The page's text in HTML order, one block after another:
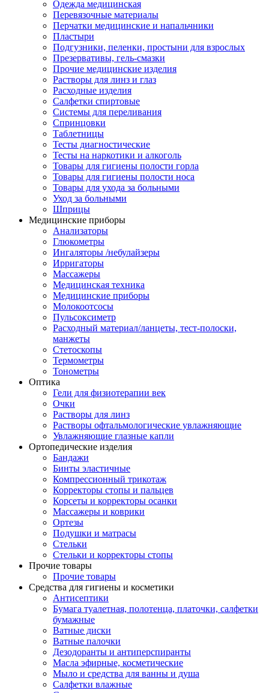
Одежда медицинская
Перевязочные материалы
Перчатки медицинские и напальчники
Пластыри
Подгузники, пеленки, простыни для взрослых
Презервативы, гель-смазки
Прочие медицинские изделия
Растворы для линз и глаз
Расходные изделия
Салфетки спиртовые
Системы для переливания
Спринцовки
Таблетницы
Тесты диагностические
Тесты на наркотики и алкоголь
Товары для гигиены полости горла
Товары для гигиены полости носа
Товары для ухода за больными
Уход за больными
Шприцы
Медицинские приборы
Анализаторы
Глюкометры
Ингаляторы /небулайзеры
Ирригаторы
Массажеры
Медицинская техника
Медицинские приборы
Молокоотсосы
Пульсоксиметр
Расходный материал/ланцеты, тест-полоски,
манжеты
Стетоскопы
Термометры
Тонометры
Оптика
Гели для физиотерапии век
Очки
Растворы для линз
Растворы офтальмологические увлажняющие
Увлажняющие глазные капли
Ортопедические изделия
Бандажи
Бинты эластичные
Компрессионный трикотаж
Корректоры стопы и пальцев
Корсеты и корректоры осанки
Массажеры и коврики
Ортезы
Подушки и матрасы
Стельки
Стельки и корректоры стопы
Прочие товары
Прочие товары
Средства для гигиены и косметики
Антисептики
Бумага туалетная, полотенца, платочки, салфетки
бумажные
Ватные диски
Ватные палочки
Дезодоранты и антиперспиранты
Масла эфирные, косметические
Мыло и средства для ванны и душа
Салфетки влажные